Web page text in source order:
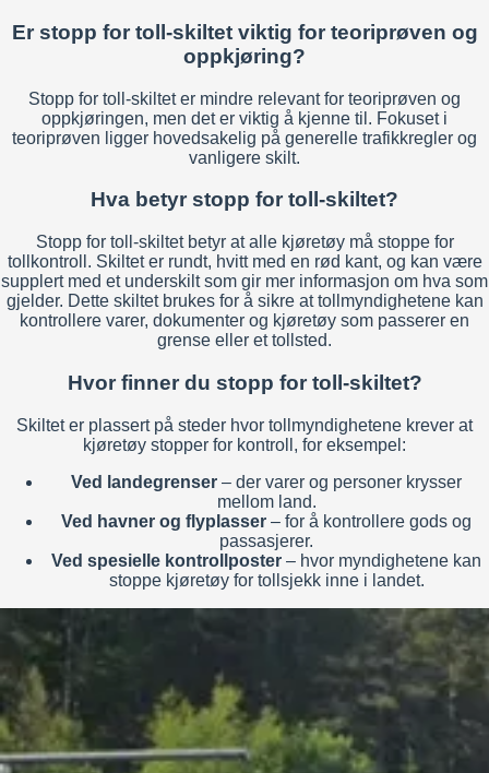
Er stopp for toll-skiltet viktig for teoriprøven og
oppkjøring?
Stopp for toll-skiltet er mindre relevant for teoriprøven og
oppkjøringen, men det er viktig å kjenne til. Fokuset i
teoriprøven ligger hovedsakelig på generelle trafikkregler og
vanligere skilt.
Hva betyr stopp for toll-skiltet?
Stopp for toll-skiltet betyr at alle kjøretøy må stoppe for
tollkontroll. Skiltet er rundt, hvitt med en rød kant, og kan være
supplert med et underskilt som gir mer informasjon om hva som
gjelder. Dette skiltet brukes for å sikre at tollmyndighetene kan
kontrollere varer, dokumenter og kjøretøy som passerer en
grense eller et tollsted.
Hvor finner du stopp for toll-skiltet?
Skiltet er plassert på steder hvor tollmyndighetene krever at
kjøretøy stopper for kontroll, for eksempel:
Ved landegrenser – der varer og personer krysser
mellom land.
Ved havner og flyplasser – for å kontrollere gods og
passasjerer.
Ved spesielle kontrollposter – hvor myndighetene kan
stoppe kjøretøy for tollsjekk inne i landet.